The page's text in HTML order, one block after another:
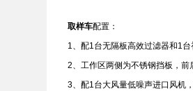
取样车配置：
1、配1台无隔板高效过滤器和1
2、工作区两侧为不锈钢挡板，前
3、配1台大风量低噪声进口风机